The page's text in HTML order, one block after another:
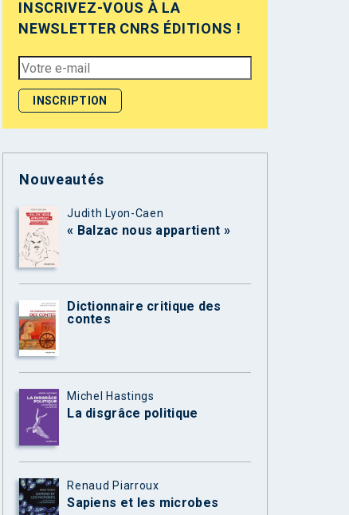
INSCRIVEZ-VOUS À LA
NEWSLETTER CNRS ÉDITIONS !
Nouveautés
Judith Lyon-Caen
« Balzac nous appartient »
Dictionnaire critique des
contes
Michel Hastings
La disgrâce politique
Renaud Piarroux
Sapiens et les microbes